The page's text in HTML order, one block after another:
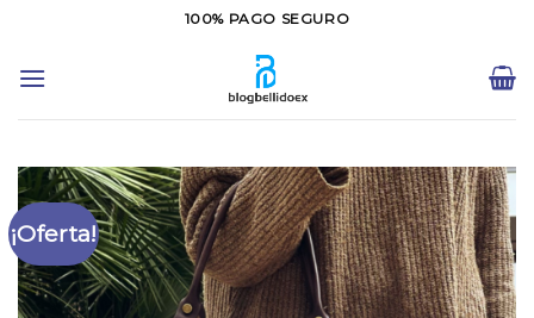
contenido
100% PAGO SEGURO
¡Oferta!